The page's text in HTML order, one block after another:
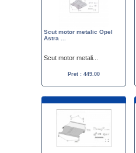
Scut motor metalic Opel
Astra ...
Scut motor metali...
Pret : 449.00